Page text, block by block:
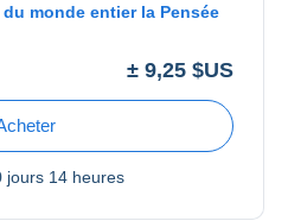
monde entier la Pensée
± 9,25 $US
jours 14 heures